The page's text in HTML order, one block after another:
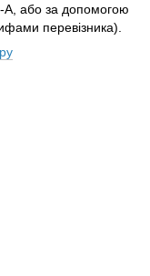
А, або за допомогою
перевізника).